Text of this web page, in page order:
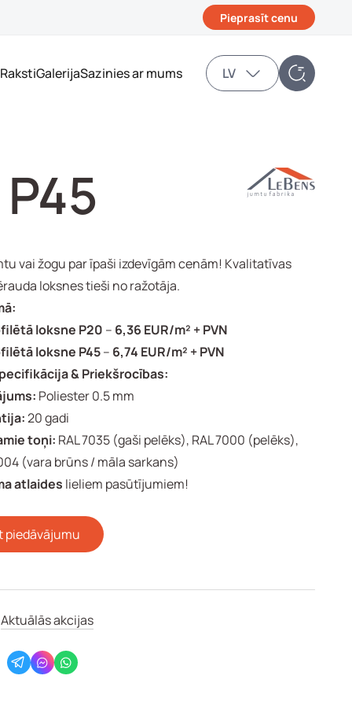
Pieprasīt cenu
RakstiGalerijaSazinies ar mums LV
vai žogu par īpaši izdevīgām cenām! Kvalitatīvas
loksnes tieši no ražotāja.
loksne P20 – 6,36 EUR/m² + PVN
loksne P45– 6,74 EUR/m² + PVN
& Priekšrocības:
Poliester 0.5 mm
20 gadi
toņi: RAL 7035 (gaši pelēks), RAL 7000 (pelēks),
(vara brūns / māla sarkans)
atlaides lieliem pasūtījumiem!
piedāvājumu
Aktuālās akcijas